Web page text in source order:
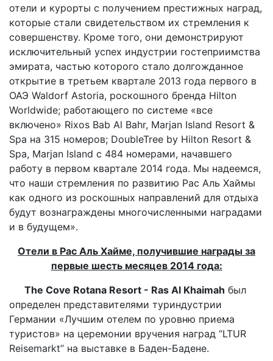
отели и курорты с получением престижных наград,
которые стали свидетельством их стремления к
совершенству. Кроме того, они демонстрируют
исключительный успех индустрии гостеприимства
эмирата, частью которого стало долгожданное
открытие в третьем квартале 2013 года первого в
ОАЭ Waldorf Astoria, роскошного бренда Hilton
Worldwide; работающего по системе «все
включено» Rixos Bab Al Bahr, Marjan Island Resort &
Spa на 315 номеров; DoubleTree by Hilton Resort &
Spa, Marjan Island с 484 номерами, начавшего
работу в первом квартале 2014 года. Мы надеемся,
что наши стремления по развитию Рас Аль Хаймы
как одного из роскошных направлений для отдыха
будут вознаграждены многочисленными наградами
и в будущем».
Отели в Рас Аль Хайме, получившие награды за
первые шесть месяцев 2014 года:
The Cove Rotana Resort - Ras Al Khaimah был
определен представителями туриндустрии
Германии «Лучшим отелем по уровню приема
туристов» на церемонии вручения наград ‘’LTUR
Reisemarkt’’ на выставке в Баден-Бадене.